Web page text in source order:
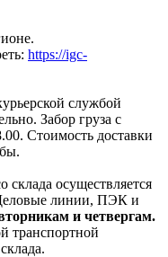
https://igc-
службой
Забор груза с
Стоимость доставки
склада осуществляется
линии, ПЭК и
и четвергам.
транспортной